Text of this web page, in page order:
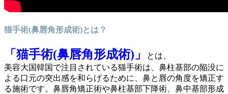
猫手術(鼻唇角形成術)とは？
「猫手術(鼻唇角形成術)」
とは、
美容大国韓国で注目されている猫手術は、鼻柱基部の陥没に
よる口元の突出感を和らげるために、鼻と唇の角度を矯正す
る施術です。鼻唇角矯正術や鼻柱基部下降術、鼻中基部形成